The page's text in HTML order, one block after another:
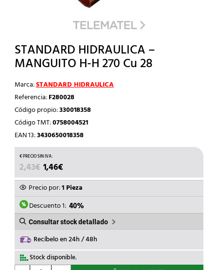
STANDARD HIDRAULICA –
MANGUITO H-H 270 Cu 28
Marca:STANDARD HIDRAULICA
Referencia:F280028
Código propio:330018358
Código TMT:0758004521
EAN 13:3430650018358
2,43€ EL
PRECIO
ORIGINAL
ERA:
2,43€.
1,46€
PRECIO
ACTUAL
ES:
1,46€.
Precio por:1 Pieza
Descuento 1: 40%
Consultar stock detallado
Recíbelo en 24h / 48h
Stock disponible.